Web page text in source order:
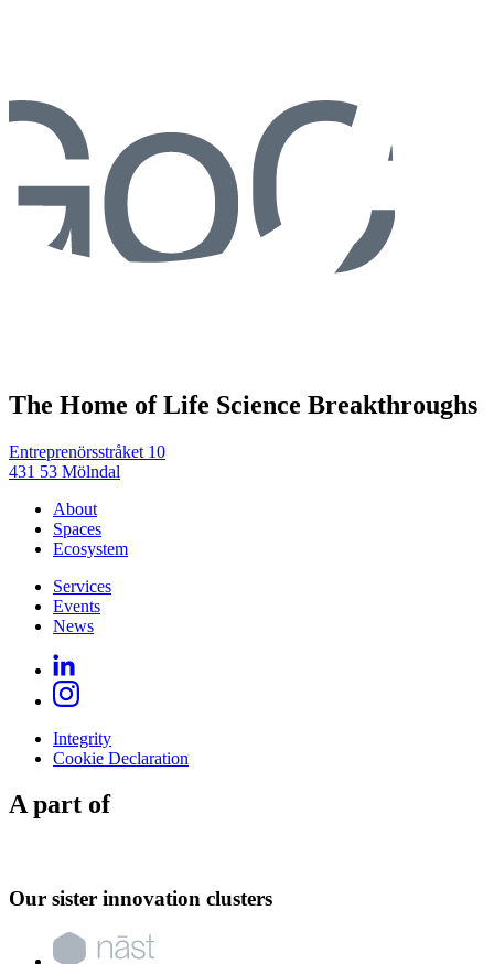
The Home of Life Science Breakthroughs
Entreprenörsstråket 10
431 53 Mölndal
About
Spaces
Ecosystem
Services
Events
News
Integrity
Cookie Declaration
A part of
Our sister innovation clusters